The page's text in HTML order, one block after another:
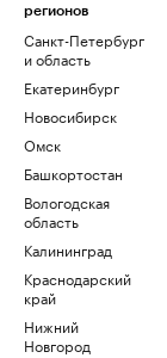
регионов
Санкт-Петербург
и область
Екатеринбург
Новосибирск
Омск
Башкортостан
Вологодская
область
Калининград
Краснодарский
край
Нижний
Новгород